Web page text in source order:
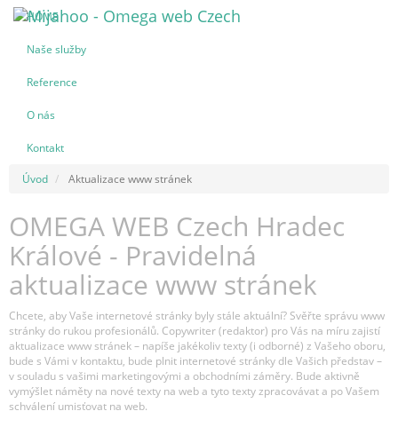
HOME
Naše služby
Reference
O nás
Kontakt
Úvod Aktualizace www stránek
OMEGA WEB Czech Hradec
Králové - Pravidelná
aktualizace www stránek
Chcete, aby Vaše internetové stránky byly stále aktuální? Svěřte správu www
stránky do rukou profesionálů. Copywriter (redaktor) pro Vás na míru zajistí
aktualizace www stránek – napíše jakékoliv texty (i odborné) z Vašeho oboru,
bude s Vámi v kontaktu, bude plnit internetové stránky dle Vašich představ –
v souladu s vašimi marketingovými a obchodními záměry. Bude aktivně
vymýšlet náměty na nové texty na web a tyto texty zpracovávat a po Vašem
schválení umisťovat na web.